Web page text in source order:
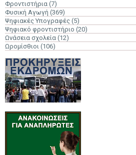
Φροντιστήρια (7)
Φυσική Αγωγή (369)
Ψηφιακές Υπογραφές (5)
Ψηφιακό φροντιστήριο (20)
Ωνάσεια σχολεία (12)
Ωρομίσθιοι (106)